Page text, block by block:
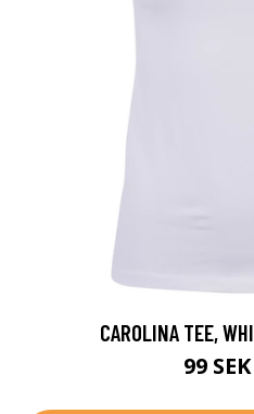
CAROLINA TEE,
99 SEK